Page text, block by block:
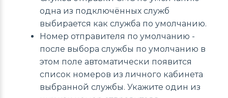
одна из подключённых служб
выбирается как служба по умолчанию.
Номер отправителя по умолчанию -
после выбора службы по умолчанию в
этом поле автоматически появится
список номеров из личного кабинета
выбранной службы. Укажите один из